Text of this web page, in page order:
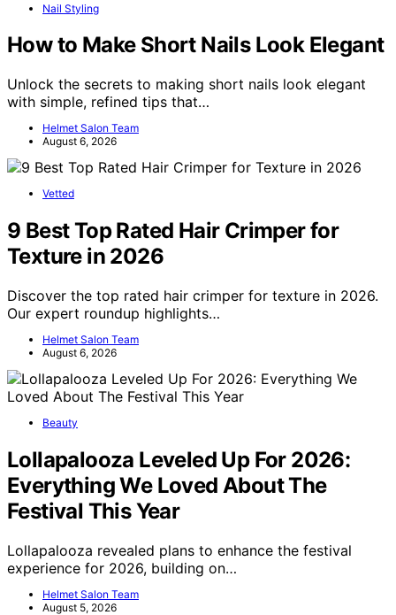
Nail Styling
How to Make Short Nails Look Elegant
Unlock the secrets to making short nails look elegant
with simple, refined tips that…
Helmet Salon Team
August 6, 2026
Vetted
9 Best Top Rated Hair Crimper for
Texture in 2026
Discover the top rated hair crimper for texture in 2026.
Our expert roundup highlights…
Helmet Salon Team
August 6, 2026
Beauty
Lollapalooza Leveled Up For 2026:
Everything We Loved About The
Festival This Year
Lollapalooza revealed plans to enhance the festival
experience for 2026, building on…
Helmet Salon Team
August 5, 2026